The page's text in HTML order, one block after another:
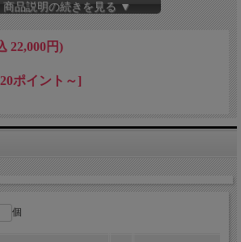
柄が目を引く所作の三つ折り財布。
品説明の続きを見る ▼
22,000円)
ポイント～]
個